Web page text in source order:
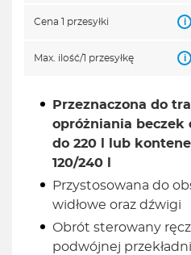
Cena 1 przesyłki i
Max. ilość/1 przesyłkę i
Przeznaczona do
opróżniania beczek
do 220 l lub
120/240 l
Przystosowana do
widłowe oraz dźwigi
Obrót sterowany
podwójnej